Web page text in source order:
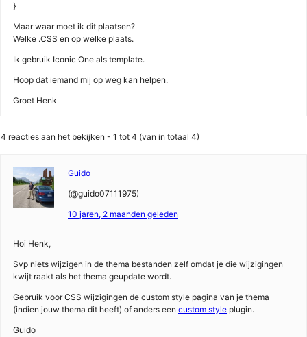
}
Maar waar moet ik dit plaatsen?
Welke .CSS en op welke plaats.
Ik gebruik Iconic One als template.
Hoop dat iemand mij op weg kan helpen.
Groet Henk
4 reacties aan het bekijken - 1 tot 4 (van in totaal 4)
Guido
(@guido07111975)
10 jaren, 2 maanden geleden
Hoi Henk,
Svp niets wijzigen in de thema bestanden zelf omdat je die wijzigingen
kwijt raakt als het thema geupdate wordt.
Gebruik voor CSS wijzigingen de custom style pagina van je thema
(indien jouw thema dit heeft) of anders een custom style plugin.
Guido